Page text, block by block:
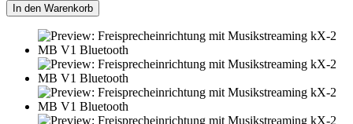
In den Warenkorb